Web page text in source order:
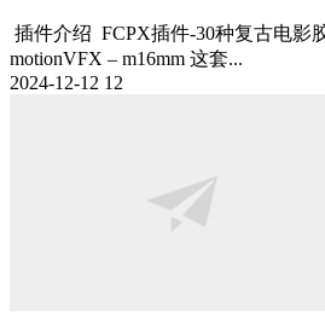
插件介绍 FCPX插件-30种复古电影
motionVFX – m16mm 这套...
2024-12-12 12